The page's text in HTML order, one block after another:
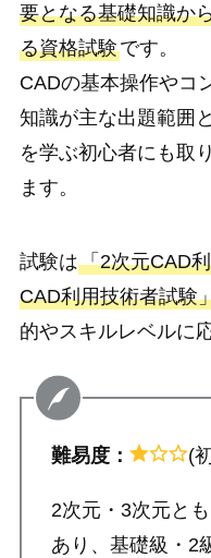
要となる基礎知識か
る資格試験です。
CADの基本操作やコ
知識が主な出題範囲
を学ぶ初心者にも取
ます。
試験は「2次元CAD
CAD利用技術者試験
的やスキルレベルに
難易度： (
2次元・3次元と
あり、基礎級・2